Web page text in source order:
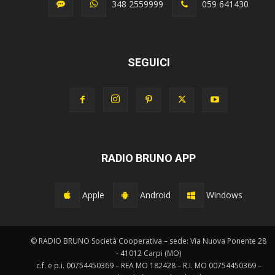
348 2559999 059 641430
SEGUICI
RADIO BRUNO APP
Apple Android Windows
© RADIO BRUNO Società Cooperativa – sede: Via Nuova Ponente 28
- 41012 Carpi (MO)
c.f. e p.i. 00754450369 – REA MO 182428 – R.I. MO 00754450369 –